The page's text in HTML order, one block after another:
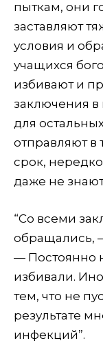
пыткам, они
заставляют
условия и
учащихся
избивают и
заключения
для
отправляют
срок,
даже не
“Со всеми
обращались,
— Постоянно
избивали.
тем, что не
результате
инфекций”.